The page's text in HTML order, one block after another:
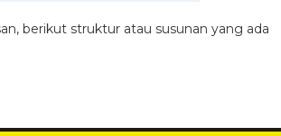
berikut struktur atau susunan yang ada